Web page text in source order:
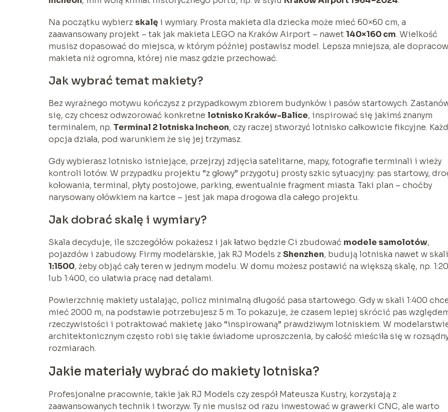
Na początku wybierz skalę i wymiary. Prosta makieta dla dziecka może mieć 60×60 cm, a
zaawansowany projekt – tak jak makieta LEGO na Kraków Airport – nawet 140×160 cm. Wielkość
musisz dopasować do miejsca, w którym później postawisz model. Lepsza mniejsza, ale
makieta niż ogromna, której nie masz gdzie przechować.
Jak wybrać temat makiety?
Bez wyraźnego motywu kończysz z przypadkowym zbiorem budynków i pasów startowych.
się, czy chcesz odwzorować konkretne lotnisko Kraków-Balice, inspirować się jakimś znanym
terminalem, np. Terminal 2 lotniska Incheon, czy raczej stworzyć lotnisko całkowicie fikcyjne.
opcja działa, pod warunkiem że się jej trzymasz.
Gdy wybierasz lotnisko istniejące, przejrzyj zdjęcia satelitarne, mapy, fotografie terminali i wieży
kontroli lotów. W przypadku projektu “z głowy” przygotuj prosty szkic sytuacyjny: pas startowy,
kołowania, terminal, płyty postojowe, parking, ewentualnie fragment miasta. Taki plan – choćby
narysowany ołówkiem na kartce – jest jak mapa drogowa dla całego projektu.
Jak dobrać skalę i wymiary?
Skala decyduje, ile szczegółów pokażesz i jak łatwo będzie Ci zbudować modele samolotów,
pojazdów i zabudowy. Firmy modelarskie, jak RJ Models zShenzhen, budują lotniska nawet w skali
1:1500, żeby objąć cały teren w jednym modelu. W domu możesz postawić na większą skalę, np.
lub 1:400, co ułatwia pracę nad detalami.
Powierzchnię makiety ustalając, policz minimalną długość pasa startowego. Gdy w skali 1:400
mieć 2000 m, na podstawie potrzebujesz 5 m. To pokazuje, że czasem lepiej skrócić pas
rzeczywistości i potraktować makietę jako “inspirowaną” prawdziwym lotniskiem. W
architektonicznym często robi się takie świadome uproszczenia, by całość mieściła się w
rozmiarach.
Jakie materiały wybrać do makiety lotniska?
Profesjonalne pracownie, takie jak RJ Models czy zespół Mateusza Kustry, korzystają z
zaawansowanych technik i tworzyw. Ty nie musisz od razu inwestować w grawerki CNC, ale warto